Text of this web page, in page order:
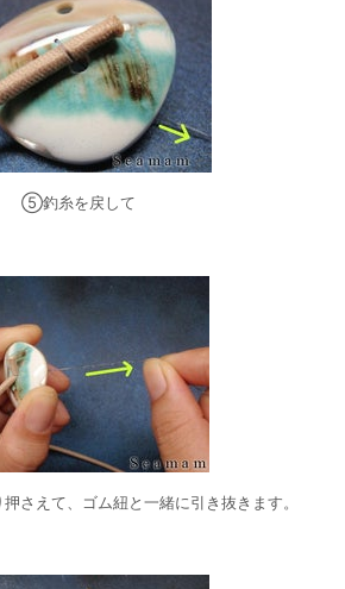
⑤釣糸を戻して
さえて、ゴム紐と一緒に引き抜きます。